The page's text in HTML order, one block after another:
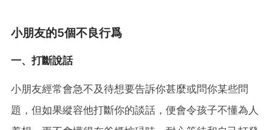
小朋友的5個不良行爲
一、打斷說話
小朋友經常會急不及待想要告訴你甚麼或問你某些問
題，但如果縱容他打斷你的談話，便會令孩子不懂為人